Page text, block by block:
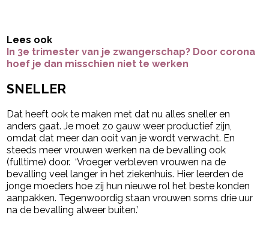
Lees ook
In 3e trimester van je zwangerschap? Door corona
hoef je dan misschien niet te werken
SNELLER
Dat heeft ook te maken met dat nu alles sneller en
anders gaat. Je moet zo gauw weer productief zijn,
omdat dat meer dan ooit van je wordt verwacht. En
steeds meer vrouwen werken na de bevalling ook
(fulltime) door. ‘Vroeger verbleven vrouwen na de
bevalling veel langer in het ziekenhuis. Hier leerden de
jonge moeders hoe zij hun nieuwe rol het beste konden
aanpakken. Tegenwoordig staan vrouwen soms drie uur
na de bevalling alweer buiten.’